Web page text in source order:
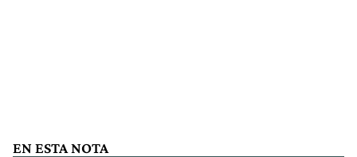
EN ESTA NOTA